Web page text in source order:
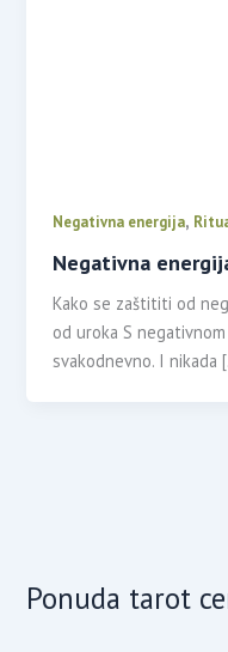
Negativna energija,
Negativna
Kako se zaštititi od
od uroka S
svakodnevno. I nikada
Ponuda tarot